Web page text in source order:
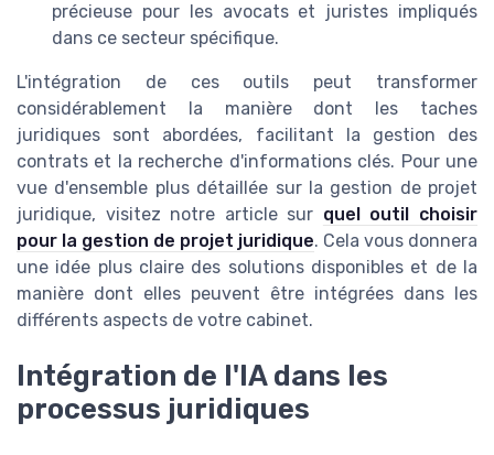
précieuse pour les avocats et juristes impliqués
dans ce secteur spécifique.
L'intégration de ces outils peut transformer
considérablement la manière dont les taches
juridiques sont abordées, facilitant la gestion des
contrats et la recherche d'informations clés. Pour une
vue d'ensemble plus détaillée sur la gestion de projet
juridique, visitez notre article sur quel outil choisir
pour la gestion de projet juridique. Cela vous donnera
une idée plus claire des solutions disponibles et de la
manière dont elles peuvent être intégrées dans les
différents aspects de votre cabinet.
Intégration de l'IA dans les
processus juridiques